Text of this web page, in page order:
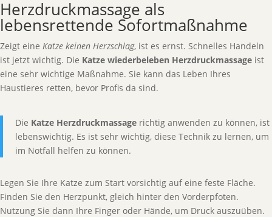
Herzdruckmassage als
lebensrettende Sofortmaßnahme
Zeigt eine Katze keinen Herzschlag, ist es ernst. Schnelles Handeln
ist jetzt wichtig. Die Katze wiederbeleben Herzdruckmassage ist
eine sehr wichtige Maßnahme. Sie kann das Leben Ihres
Haustieres retten, bevor Profis da sind.
Die Katze Herzdruckmassage richtig anwenden zu können, ist
lebenswichtig. Es ist sehr wichtig, diese Technik zu lernen, um
im Notfall helfen zu können.
Legen Sie Ihre Katze zum Start vorsichtig auf eine feste Fläche.
Finden Sie den Herzpunkt, gleich hinter den Vorderpfoten.
Nutzung Sie dann Ihre Finger oder Hände, um Druck auszuüben.